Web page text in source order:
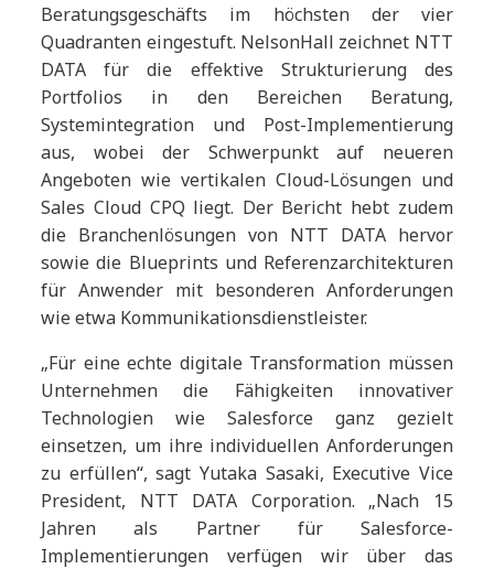
Beratungsgeschäfts im höchsten der vier
Quadranten eingestuft. NelsonHall zeichnet NTT
DATA für die effektive Strukturierung des
Portfolios in den Bereichen Beratung,
Systemintegration und Post-Implementierung
aus, wobei der Schwerpunkt auf neueren
Angeboten wie vertikalen Cloud-Lösungen und
Sales Cloud CPQ liegt. Der Bericht hebt zudem
die Branchenlösungen von NTT DATA hervor
sowie die Blueprints und Referenzarchitekturen
für Anwender mit besonderen Anforderungen
wie etwa Kommunikationsdienstleister.
„Für eine echte digitale Transformation müssen
Unternehmen die Fähigkeiten innovativer
Technologien wie Salesforce ganz gezielt
einsetzen, um ihre individuellen Anforderungen
zu erfüllen“, sagt Yutaka Sasaki, Executive Vice
President, NTT DATA Corporation. „Nach 15
Jahren als Partner für Salesforce-
Implementierungen verfügen wir über das